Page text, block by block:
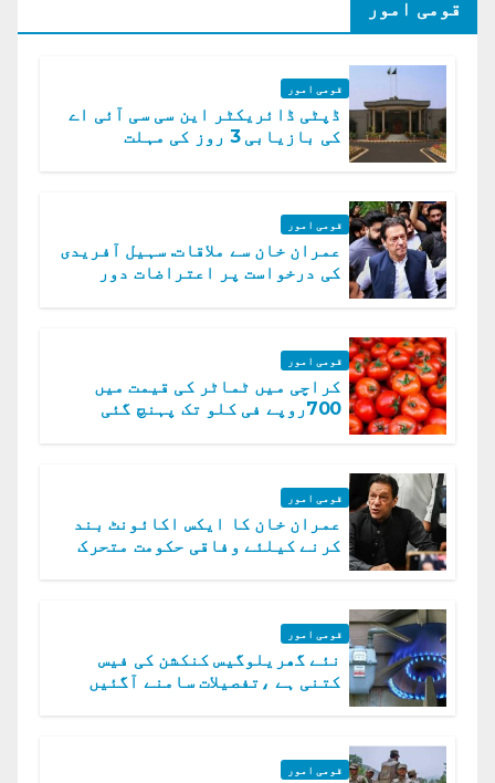
قومی امور
قومی امور
ڈپٹی ڈائریکٹر این سی سی آئی اے
کی بازیابی 3 روز کی مہلت
قومی امور
عمران خان سے ملاقات. سہیل آفریدی
کی درخواست پر اعتراضات دور
قومی امور
کراچی میں ٹماٹر کی قیمت میں
700روپے فی کلو تک پہنچ گئی
قومی امور
عمران خان کا ایکس اکائونٹ بند
کرنے کیلئے وفاقی حکومت متحرک
قومی امور
نئے گھریلوگیس کنکشن کی فیس
کتنی ہے ،تفصیلات سامنے آگئیں
قومی امور